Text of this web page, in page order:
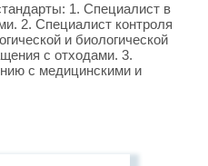
1. Специалист в
2. Специалист контроля
и биологической
с отходами. 3.
с медицинскими и